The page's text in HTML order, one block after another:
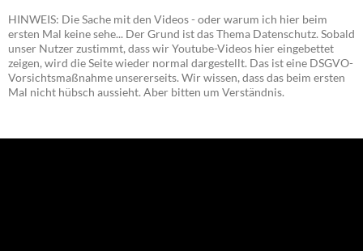
HINWEIS: Die Sache mit den Videos - oder warum ich hier beim
ersten Mal keine sehe... Der Grund ist das Thema Datenschutz. Sobald
unser Nutzer zustimmt, dass wir Youtube-Videos hier eingebettet
zeigen, wird die Seite wieder normal dargestellt. Das ist eine DSGVO-
Vorsichtsmaßnahme unsererseits. Wir wissen, dass das beim ersten
Mal nicht hübsch aussieht. Aber bitten um Verständnis.